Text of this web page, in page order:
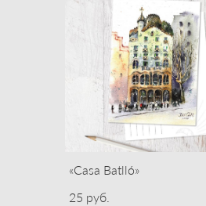
«Casa Batlló»
25 pуб.